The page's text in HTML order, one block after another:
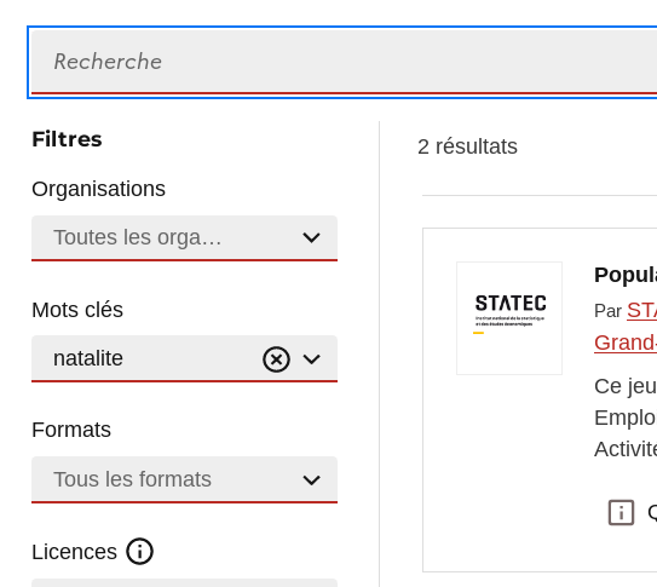
Filtres
Organisations
Toutes les organisations
Mots clés
natalite
Formats
Tous les formats
Licences
2 résultats
Par
Ce